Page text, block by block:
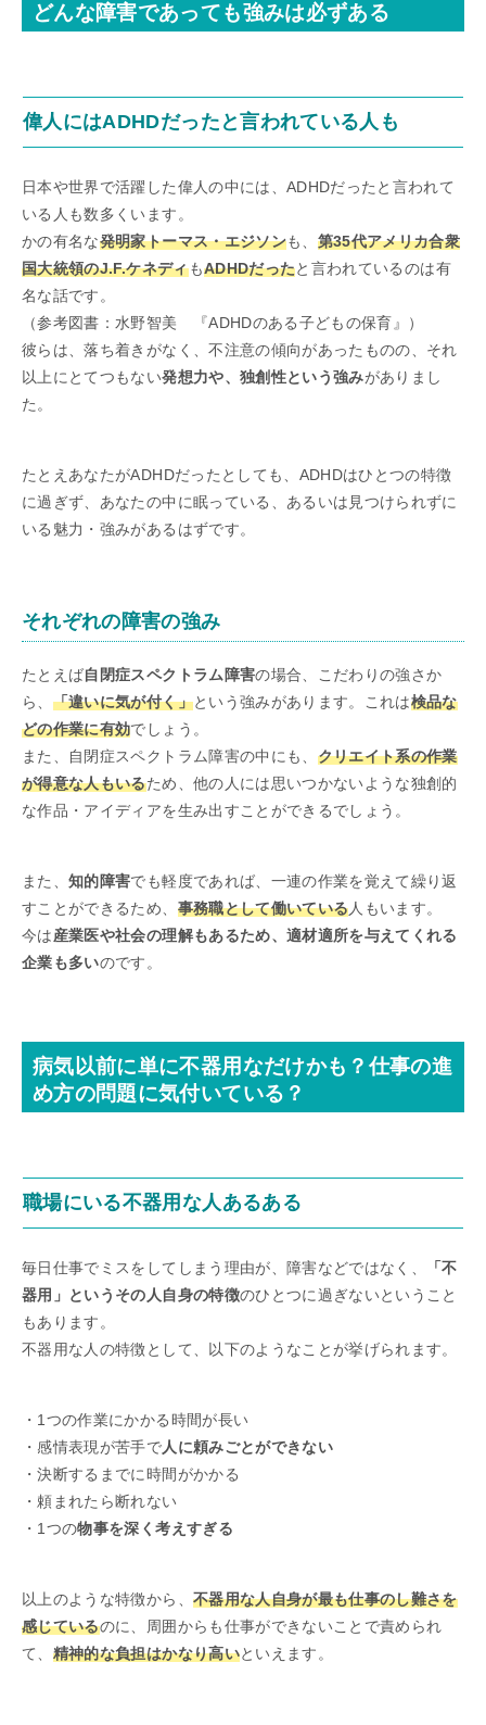
どんな障害であっても強みは必ずある
偉人にはADHDだったと言われている人も
日本や世界で活躍した偉人の中には、ADHDだったと言われて
いる人も数多くいます。
かの有名な発明家トーマス・エジソンも、 第35代アメリカ合衆
国大統領のJ.F.ケネディもADHDだったと言われているのは有
名な話です。
（参考図書：水野智美 『ADHDのある子どもの保育』）
彼らは、落ち着きがなく、不注意の傾向があったものの、それ
以上にとてつもない発想力や、独創性という強みがありまし
た。
たとえあなたがADHDだったとしても、ADHDはひとつの特徴
に過ぎず、あなたの中に眠っている、あるいは見つけられずに
いる魅力・強みがあるはずです。
それぞれの障害の強み
たとえば自閉症スペクトラム障害の場合、こだわりの強さか
ら、 「違いに気が付く」という強みがあります。これは検品な
どの作業に有効でしょう。
また、自閉症スペクトラム障害の中にも、 クリエイト系の作業
が得意な人もいるため、他の人には思いつかないような独創的
な作品・アイディアを生み出すことができるでしょう。
また、知的障害でも軽度であれば、一連の作業を覚えて繰り返
すことができるため、 事務職として働いている人もいます。
今は産業医や社会の理解もあるため、適材適所を与えてくれる
企業も多いのです。
病気以前に単に不器用なだけかも？仕事の進
め方の問題に気付いている？
職場にいる不器用な人あるある
毎日仕事でミスをしてしまう理由が、障害などではなく、
「不
器用」というその人自身の特徴のひとつに過ぎないということ
もあります。
不器用な人の特徴として、以下のようなことが挙げられます。
・1つの作業にかかる時間が長い
・感情表現が苦手で人に頼みごとができない
・決断するまでに時間がかかる
・頼まれたら断れない
・1つの物事を深く考えすぎる
以上のような特徴から、 不器用な人自身が最も仕事のし難さを
感じているのに、周囲からも仕事ができないことで責められ
て、 精神的な負担はかなり高いといえます。